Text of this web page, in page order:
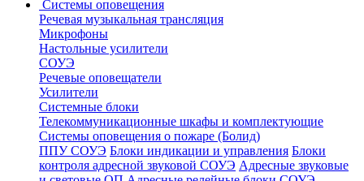
Системы оповещения
Речевая музыкальная трансляция
Микрофоны
Настольные усилители
СОУЭ
Речевые оповещатели
Усилители
Системные блоки
Телекоммуникационные шкафы и комплектующие
Системы оповещения о пожаре (Болид)
ППУ СОУЭ Блоки индикации и управления Блоки
контроля адресной звуковой СОУЭ Адресные звуковые